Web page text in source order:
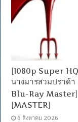
[1080p Super
นางมารสวมปราด้า
Blu-Ray Master]
[MASTER]
6 สิงหาคม 2026